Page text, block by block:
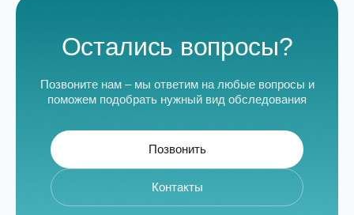
Остались вопросы?
Позвоните нам – мы ответим на любые вопросы и
поможем подобрать нужный вид обследования
Позвонить
Контакты